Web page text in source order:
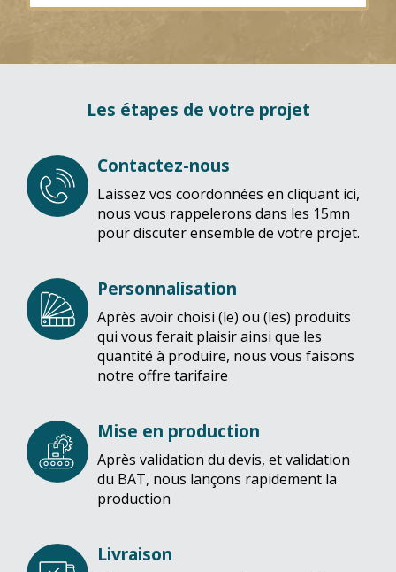
Les étapes de votre projet
Contactez-nous
Laissez vos coordonnées en cliquant ici,
nous vous rappelerons dans les 15mn
pour discuter ensemble de votre projet.
Personnalisation
Après avoir choisi (le) ou (les) produits
qui vous ferait plaisir ainsi que les
quantité à produire, nous vous faisons
notre offre tarifaire
Mise en production
Après validation du devis, et validation
du BAT, nous lançons rapidement la
production
Livraison